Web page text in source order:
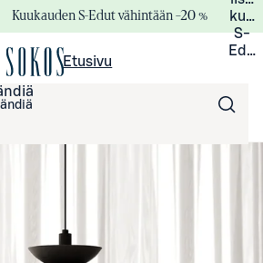
Kuukauden S-Edut vähintään –20 %
S-
Etusivu